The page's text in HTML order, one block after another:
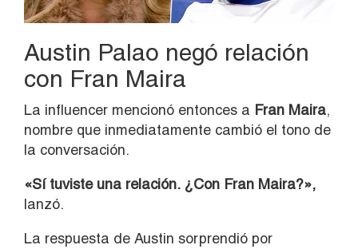
Austin Palao negó relación
con Fran Maira
La influencer mencionó entonces a Fran Maira,
nombre que inmediatamente cambió el tono de
la conversación.
«Sí tuviste una relación. ¿Con Fran Maira?»,
lanzó.
La respuesta de Austin sorprendió por